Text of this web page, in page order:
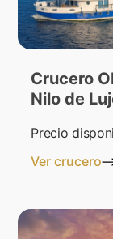
Crucero
Nilo de
Precio
Ver crucero